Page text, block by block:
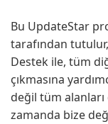
Bu UpdateStar
tarafından
Destek ile, tüm
çıkmasına
değil tüm
zamanda bize